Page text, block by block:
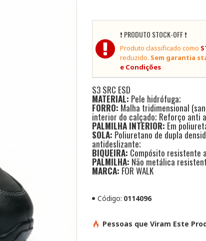
❗ PRODUTO STOCK-OFF ❗
Produto classificado como
reduzido. Sem garantia
e Condições
S3 SRC ESD
MATERIAL: Pele hidrófuga;
FORRO: Malha tridimensional
interior do calçado; Reforço anti
PALMILHA INTERIOR: Em
SOLA: Poliuretano de dupla
antideslizante;
BIQUEIRA: Compósito resistente
PALMILHA: Não metálica
MARCA: FOR WALK
Código: 0114096
Pessoas que Viram Este